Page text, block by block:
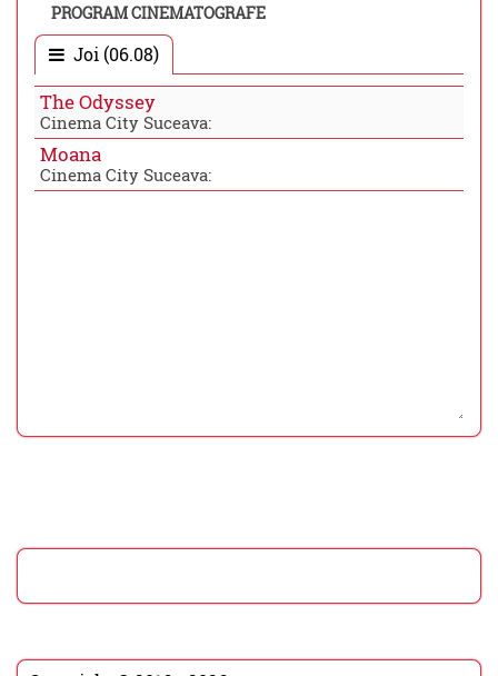
PROGRAM CINEMATOGRAFE
Joi (06.08)
The Odyssey
Cinema City Suceava:
Moana
Cinema City Suceava: